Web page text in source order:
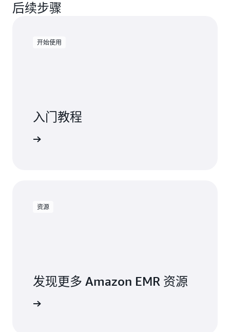
后续步骤
开始使用
入门教程
资源
发现更多 Amazon EMR 资源